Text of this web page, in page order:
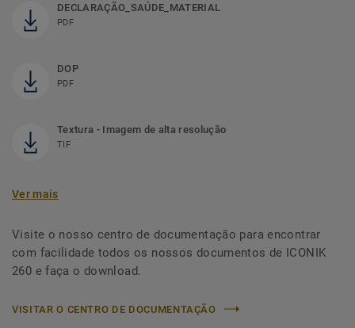
DECLARAÇÃO_SAÚDE_MATERIAL
PDF
DOP
PDF
Textura - Imagem de alta resolução
TIF
Ver mais
Visite o nosso centro de documentação para encontrar
com facilidade todos os nossos documentos de ICONIK
260 e faça o download.
VISITAR O CENTRO DE DOCUMENTAÇÃO